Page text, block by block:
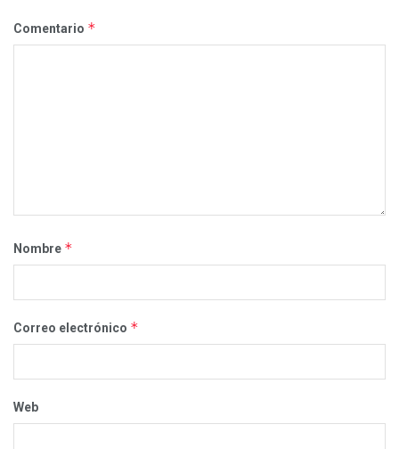
Comentario *
Nombre *
Correo electrónico *
Web